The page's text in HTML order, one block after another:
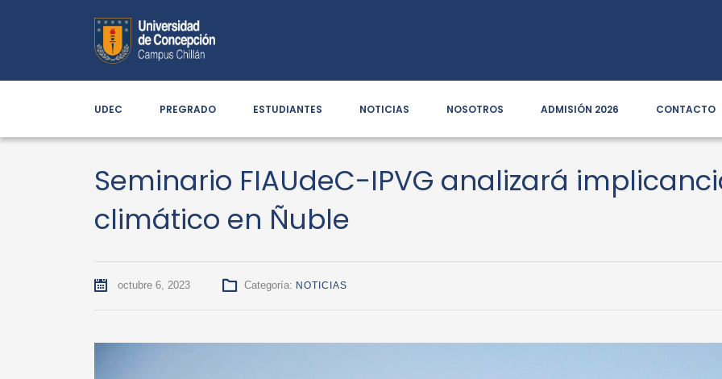
UDEC PREGRADO ESTUDIANTES NOTICIAS NOSOTROS ADMISIÓN 2026 CONTACTO
Seminario FIAUdeC-IPVG analizará
climático en Ñuble
octubre 6, 2023 Categoría: NOTICIAS